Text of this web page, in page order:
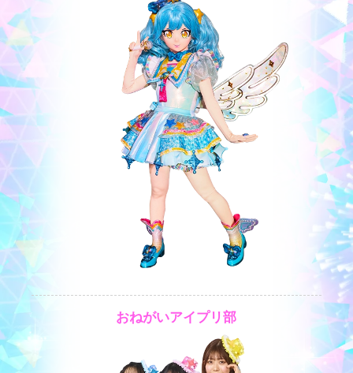
おねがいアイプリ部